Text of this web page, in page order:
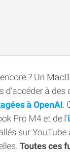
? Un
d’accéder à des
à OpenAI.
Pro M4 et de l’
sur YouTube
Toutes ces